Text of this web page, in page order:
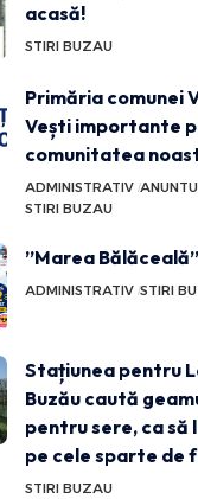
acasă!
STIRI BUZAU
Primăria comunei
Vești importante
comunitatea
ADMINISTRATIV
STIRI BUZAU
”Marea
ADMINISTRATIV STIRI
Stațiunea pentru
Buzău caută
pentru sere, ca să
pe cele sparte de
STIRI BUZAU